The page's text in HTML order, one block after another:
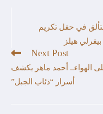
في حفل تكريم
هيلز
Next Post
الهواء.. أحمد ماهر يكشف
أسرار “ذئاب الجبل”